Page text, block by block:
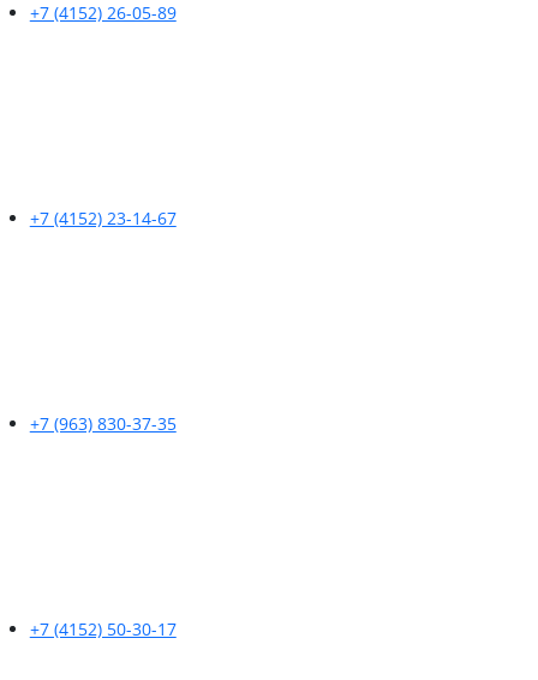
+7 (4152) 26-05-89
+7 (4152) 23-14-67
+7 (963) 830-37-35
+7 (4152) 50-30-17